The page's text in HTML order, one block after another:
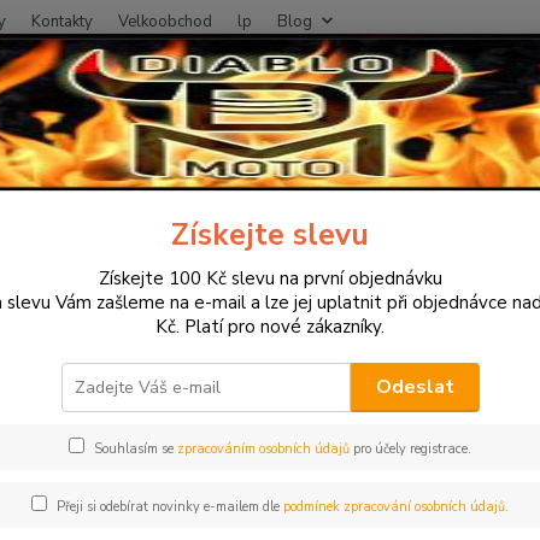
Kontakty Velkoobchod lp Blog
Hledat
a příslušenství Proužky na ráfky Fluorescentní proužky
proužky na ráfky
a velikosti ráfku
Získejte slevu
Získejte 100 Kč slevu na první objednávku
slevu Vám zašleme na e-mail a lze jej uplatnit při objednávce
Kč. Platí pro nové zákazníky.
Odeslat
Souhlasím se zpracováním osobních údajů pro účely registrace.
Přeji si odebírat novinky e-mailem dle podmínek zpracování osobních údajů.